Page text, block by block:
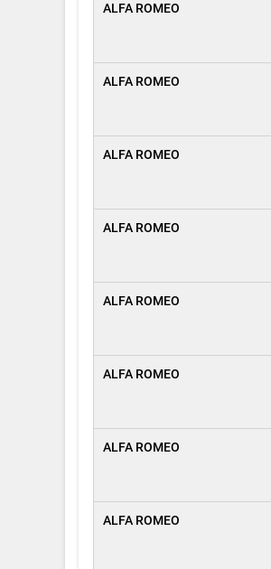
ALFA ROMEO
ALFA ROMEO
ALFA ROMEO
ALFA ROMEO
ALFA ROMEO
ALFA ROMEO
ALFA ROMEO
ALFA ROMEO